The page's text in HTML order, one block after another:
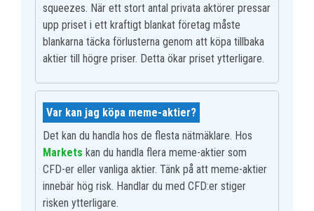
squeezes. När ett stort antal privata aktörer pressar
upp priset i ett kraftigt blankat företag måste
blankarna täcka förlusterna genom att köpa tillbaka
aktier till högre priser. Detta ökar priset ytterligare.
Var kan jag köpa meme-aktier?
Det kan du handla hos de flesta nätmäklare. Hos
Markets kan du handla flera meme-aktier som
CFD-er eller vanliga aktier. Tänk på att meme-aktier
innebär hög risk. Handlar du med CFD:er stiger
risken ytterligare.